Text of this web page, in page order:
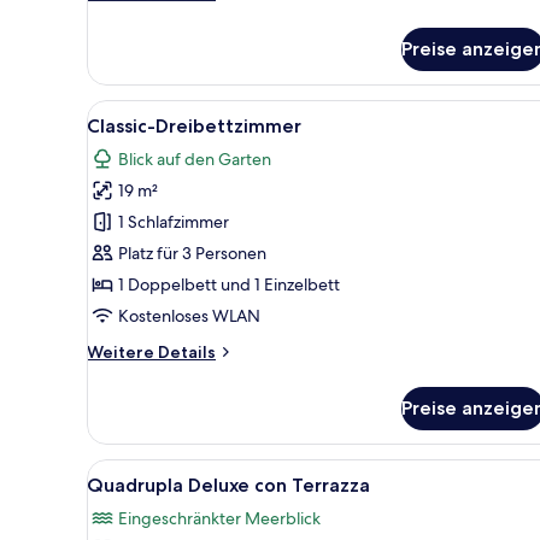
(Classic)
Preise
Alle
Fotos
für
Classic-
Dreibettzimmer
anzeigen
Ein Schlafzimmer mit einem
5
Classic-Dreibettzimmer
Blick auf den Garten
19 m²
1 Schlafzimmer
Platz für 3 Personen
1 Doppelbett und 1 Einzelbett
Kostenloses WLAN
Weitere Details
Weitere
Dreibettzimmer
Preise
Alle
Fotos
für
Ein Zimmer mit einem Bett,
5
Quadrupla Deluxe con Terrazza
Eingeschränkter Meerblick